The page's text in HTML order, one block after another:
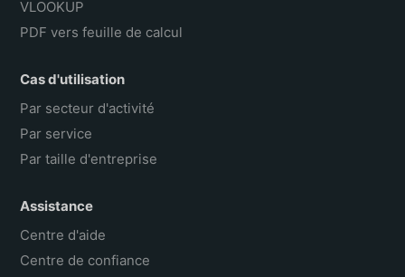
VLOOKUP
PDF vers feuille de calcul
Cas d'utilisation
Par secteur d'activité
Par service
Par taille d'entreprise
Assistance
Centre d'aide
Centre de confiance